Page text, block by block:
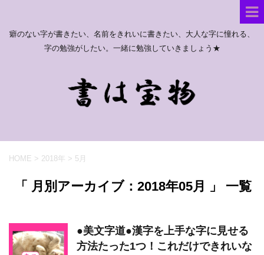
癖のない字が書きたい、名前をきれいに書きたい、大人な字に憧れる、
字の勉強がしたい。一緒に勉強していきましょう★
HOME > 2018年 > 5月
「 月別アーカイブ：2018年05月 」 一覧
●美文字道●漢字を上手な字に見せる
方法たった1つ！これだけできれいな